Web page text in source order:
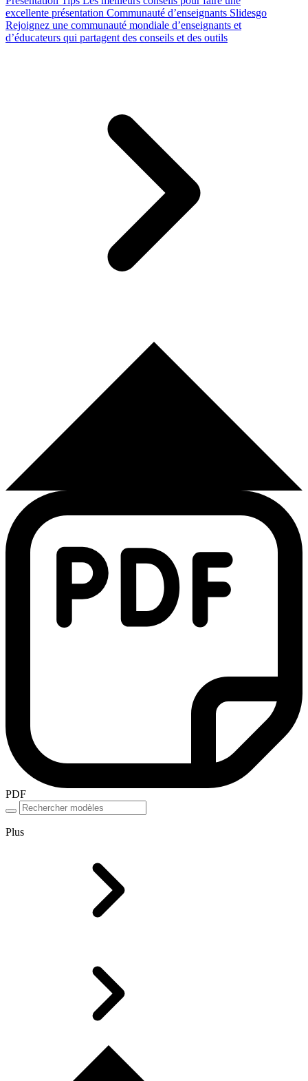
excellente présentation Communauté d’enseignants Slidesgo
Rejoignez une communauté mondiale d’enseignants et
d’éducateurs qui partagent des conseils et des outils
PDF
Plus